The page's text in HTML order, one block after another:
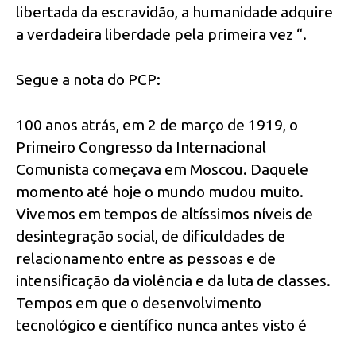
libertada da escravidão, a humanidade adquire
a verdadeira liberdade pela primeira vez “.
Segue a nota do PCP:
100 anos atrás, em 2 de março de 1919, o
Primeiro Congresso da Internacional
Comunista começava em Moscou. Daquele
momento até hoje o mundo mudou muito.
Vivemos em tempos de altíssimos níveis de
desintegração social, de dificuldades de
relacionamento entre as pessoas e de
intensificação da violência e da luta de classes.
Tempos em que o desenvolvimento
tecnológico e científico nunca antes visto é